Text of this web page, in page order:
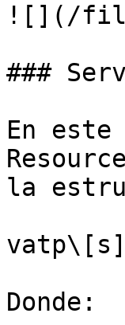
![](/
###
En este
la
Donde: